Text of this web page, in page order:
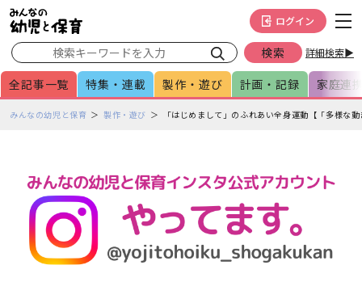
詳細検索▶
ログイン
全記事一覧 特集・連載 製作・遊び 計画・記録 家庭連
ペみんなの幼児と保育 製作・遊び 「はじめまして」のふれあい全身運動【「多様な